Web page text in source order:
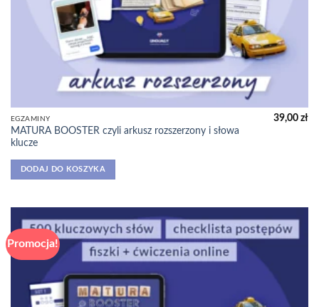
EGZAMINY
MATURA BOOSTER czyli arkusz rozszerzony i słowa
klucze
39,00zł
DODAJ DO KOSZYKA
Promocja!